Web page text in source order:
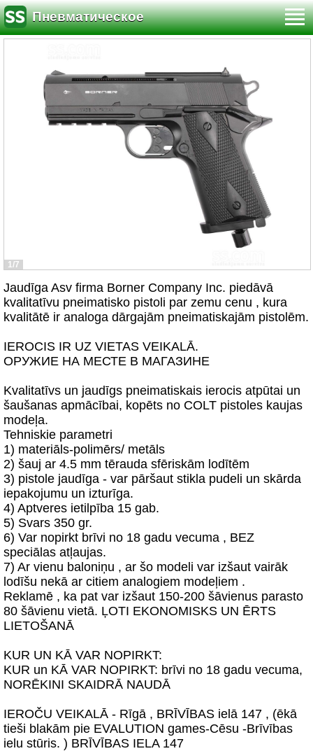
Пневматическое
1/7
Jaudīga Asv firma Borner Company Inc. piedāvā
kvalitatīvu pneimatisko pistoli par zemu cenu , kura
kvalitātē ir analoga dārgajām pneimatiskajām pistolēm.
IEROCIS IR UZ VIETAS VEIKALĀ.
ОРУЖИЕ НА МЕСТЕ В МАГАЗИНЕ
Kvalitatīvs un jaudīgs pneimatiskais ierocis atpūtai un
šaušanas apmācībai, kopēts no COLT pistoles kaujas
modeļa.
Tehniskie parametri
1) materiāls-polimērs/ metāls
2) šauj ar 4.5 mm tērauda sfēriskām lodītēm
3) pistole jaudīga - var pāršaut stikla pudeli un skārda
iepakojumu un izturīga.
4) Aptveres ietilpība 15 gab.
5) Svars 350 gr.
6) Var nopirkt brīvi no 18 gadu vecuma , BEZ
speciālas atļaujas.
7) Ar vienu baloniņu , ar šo modeli var izšaut vairāk
lodīšu nekā ar citiem analogiem modeļiem .
Reklamē , ka pat var izšaut 150-200 šāvienus parasto
80 šāvienu vietā. ĻOTI EKONOMISKS UN ĒRTS
LIETOŠANĀ
KUR UN KĀ VAR NOPIRKT:
KUR un KĀ VAR NOPIRKT: brīvi no 18 gadu vecuma,
NORĒKINI SKAIDRĀ NAUDĀ
IEROČU VEIKALĀ - Rīgā , BRĪVĪBAS ielā 147 , (ēkā
tieši blakām pie EVALUTION games-Cēsu -Brīvības
ielu stūris. ) BRĪVĪBAS IELA 147